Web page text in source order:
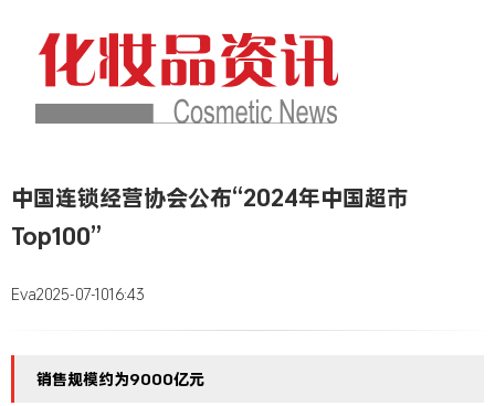
中国连锁经营协会公布“2024年中国超市
Top100”
Eva2025-07-1016:43
销售规模约为9000亿元